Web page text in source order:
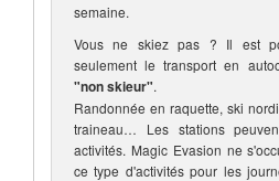
semaine.
Vous ne skiez pas ? Il est
seulement le transport en
"non skieur".
Randonnée en raquette, ski
traineau… Les stations
activités. Magic Evasion ne
ce type d'activités pour les